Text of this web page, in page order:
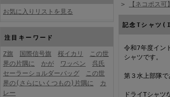
お気に入りリストを見る
注目キーワード
Z旗 国際信号旗 桜イカリ
この世
界の片隅に
かが ワッペン
呉氏
セーラーショルダーバッグ
この世
界の(さらにいくつもの)片隅に
カ
レー
>
【ネコポス可】
記念Tシャツ
令和7年度イ
シャツです。
第３水上部隊
ドライTシャツ